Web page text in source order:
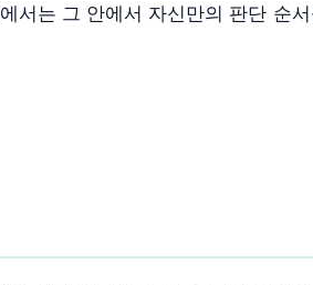
서는 그 안에서 자신만의 판단 순